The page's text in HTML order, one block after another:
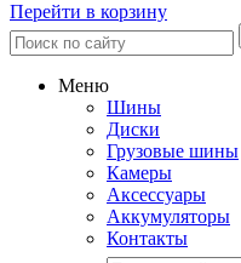
Перейти в корзину
Меню
Шины
Диски
Грузовые шины
Камеры
Аксессуары
Аккумуляторы
Контакты